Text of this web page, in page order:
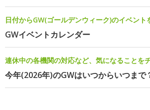
日付からGW(ゴールデンウィーク)のイベント
GWイベントカレンダー
連休中の各機関の対応など、気になることを
今年(2026年)のGWはいつからいつまで